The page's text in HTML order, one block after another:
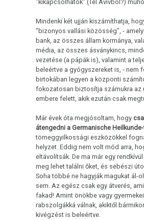
"kikapcsolhatók" (Tel Avivból?)
Mindenki két ujján kiszámíthatja,
"bizonyos vallási közösség", -
bank, az összes állam kormánya,
média, az összes ásványkincs,
vezetése (a pápák is), valamint a
beleértve a gyógyszereket is, - nem
birtokában legyen a központi
fokozatosan biztosítja számukra az
embere felett, akik ezután csak
Már évek óta megjósoltam, hogy
átengedni a Germanische
tömeggyilkossági eszközökkel
helyzet. Eddig nem volt mód arra,
eltávolítsák. De ma már egy
meg lehet találni őket, és sebészi
Soha többé ne hagyják magukat ál-
sem. Az egész csak egy átverés,
fakad! Amint önökbe vagy
rabszolgákká válnak, akiktől
kivégzést is beleértve.